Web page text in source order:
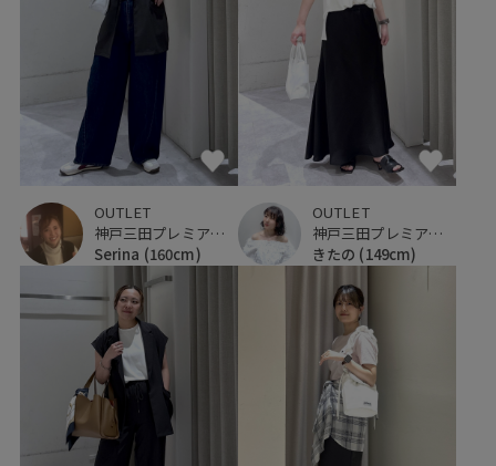
OUTLET
神戸三田プレミアム・アウトレット
Serina (160cm)
OUTLET
神戸三田プレミアム・アウトレット
きたの (149cm)